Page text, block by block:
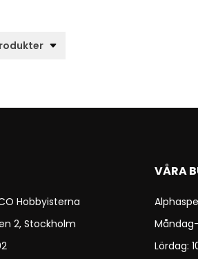
Hobbyisterna
2, Stockholm
VÅRA
Lördag: